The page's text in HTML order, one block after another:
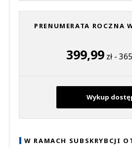
PRENUMERATA ROCZNA
399,99zł -
Wykup
W RAMACH SUBSKRYBCJI